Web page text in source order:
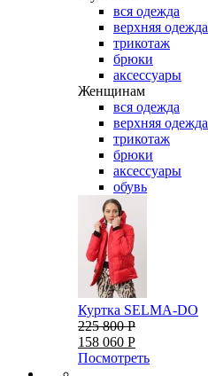
вся одежда
верхняя одежда
трикотаж
брюки
аксессуары
Женщинам
вся одежда
верхняя одежда
трикотаж
брюки
аксессуары
обувь
Куртка SELMA-DO
225 800 Р
158 060 Р
Посмотреть